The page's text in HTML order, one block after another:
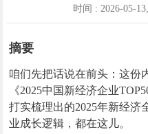
时间 : 2026-05-
摘要
咱们先把话说在前头：这份
《2025中国新经济企业
打实梳理出的2025年新经
业成长逻辑，都在这儿。